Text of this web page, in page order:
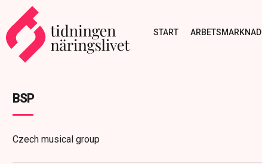
START ARBETSMARKNAD
BSP
Czech musical group